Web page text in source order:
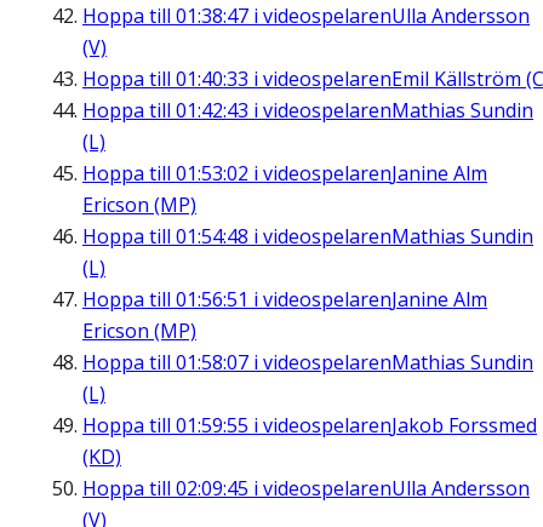
Hoppa till 01:38:47 i videospelarenUlla Andersson
(V)
Hoppa till 01:40:33 i videospelarenEmil Källström
Hoppa till 01:42:43 i videospelarenMathias Sundin
(L)
Hoppa till 01:53:02 i videospelarenJanine Alm
Ericson (MP)
Hoppa till 01:54:48 i videospelarenMathias Sundin
(L)
Hoppa till 01:56:51 i videospelarenJanine Alm
Ericson (MP)
Hoppa till 01:58:07 i videospelarenMathias Sundin
(L)
Hoppa till 01:59:55 i videospelarenJakob Forssmed
(KD)
Hoppa till 02:09:45 i videospelarenUlla Andersson
(V)